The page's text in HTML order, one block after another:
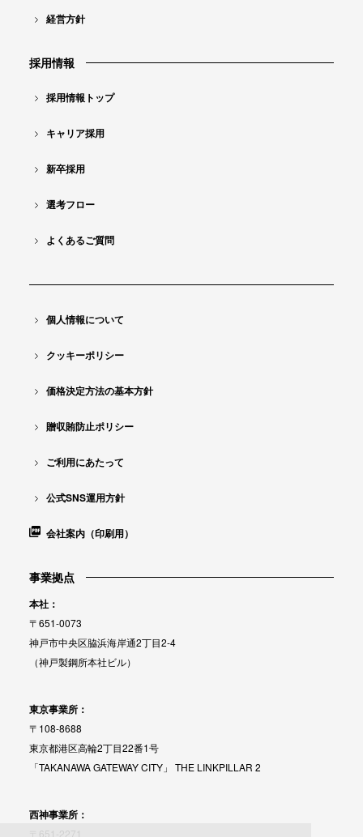
ビ
経営方針
採用情報
採用情報トップ
キャリア採用
新卒採用
選考フロー
よくあるご質問
個人情報について
クッキーポリシー
価格決定方法の基本方針
贈収賄防止ポリシー
ご利用にあたって
公式SNS運用方針
会社案内（印刷用）
事業拠点
本社：
〒651-0073
神戸市中央区脇浜海岸通2丁目2-4
（神戸製鋼所本社ビル）
東京事業所：
〒108-8688
東京都港区高輪2丁目22番1号
「TAKANAWA GATEWAY CITY」 THE LINKPILLAR 2
西神事業所：
〒651-2271